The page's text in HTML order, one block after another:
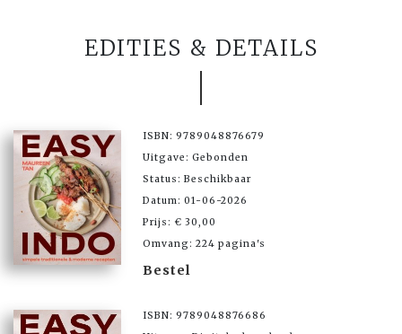
EDITIES & DETAILS
ISBN: 9789048876679
Uitgave: Gebonden
Status: Beschikbaar
Datum: 01-06-2026
Prijs: € 30,00
Omvang: 224 pagina's
Bestel
ISBN: 9789048876686